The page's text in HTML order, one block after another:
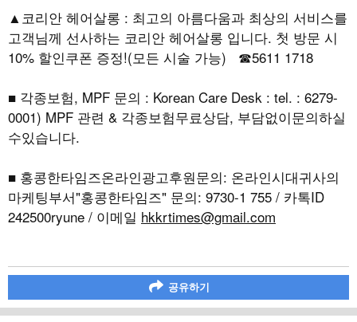
▲코리안 헤어살롱 : 최고의 아름다움과 최상의 서비스를
고객님께 선사하는 코리안 헤어살롱 입니다. 첫 방문 시
10% 할인쿠폰 증정!(모든 시술 가능) ☎5611 1718
■ 각종보험, MPF 문의 : Korean Care Desk : tel. : 6279-
0001) MPF 관련 & 각종보험무료상담, 부담없이문의하실
수있습니다.
■ 홍콩한타임즈온라인광고후원문의: 온라인시대귀사의
마케팅부서"홍콩한타임즈" 문의: 9730-1 755 / 카톡ID
242500ryune / 이메일 hkkrtimes@gmail.com
공유하기